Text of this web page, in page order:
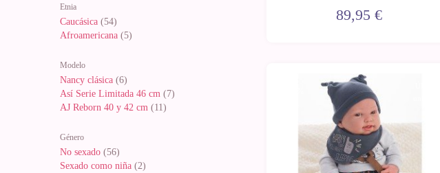
Etnia
Caucásica (54)
Afroamericana (5)
Modelo
Nancy clásica (6)
Así Serie Limitada 46 cm (7)
AJ Reborn 40 y 42 cm (11)
Género
No sexado (56)
Sexado como niña (2)
89,95 €